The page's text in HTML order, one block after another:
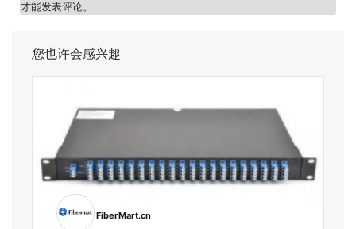
才能发表评论。
您也许会感兴趣
FiberMart.cn